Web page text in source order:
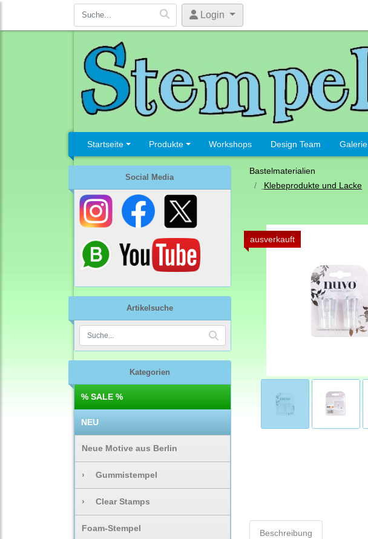
Login
Startseite Produkte Workshops Design Team Galerie
Social Media
Artikelsuche
Kategorien
% SALE %
NEU
Neue Motive aus Berlin
› Gummistempel
› Clear Stamps
Foam-Stempel
Bastelmaterialien
Klebeprodukte und Lacke
ausverkauft
Beschreibung